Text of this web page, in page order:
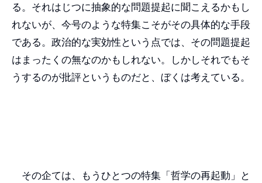
る。それはじつに抽象的な問題提起に聞こえるかもし
れないが、今号のような特集こそがその具体的な手段
である。政治的な実効性という点では、その問題提起
はまったくの無なのかもしれない。しかしそれでもそ
うするのが批評というものだと、ぼくは考えている。
その企ては、もうひとつの特集「哲学の再起動」と